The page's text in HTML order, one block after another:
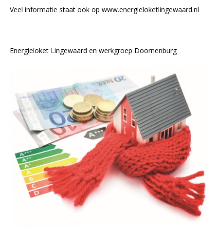
Veel informatie staat ook op www.energieloketlingewaard.nl
Energieloket Lingewaard en werkgroep Doornenburg